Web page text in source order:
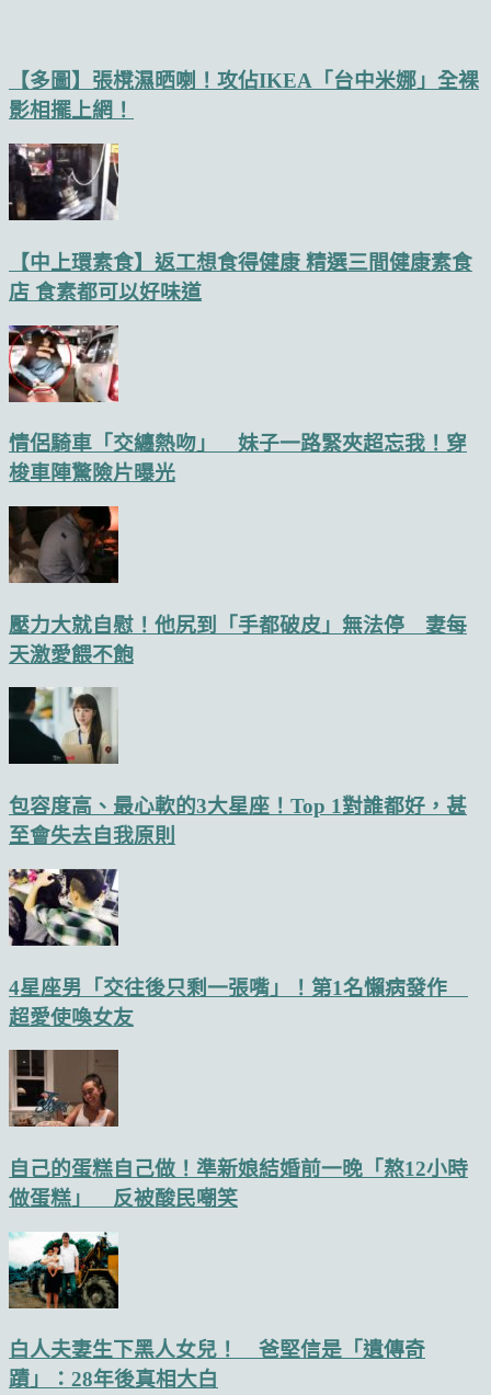
【多圖】張櫈濕晒喇！攻佔IKEA「台中米娜」全裸
影相擺上網！
【中上環素食】返工想食得健康 精選三間健康素食
店 食素都可以好味道
情侶騎車「交纏熱吻」 妹子一路緊夾超忘我！穿
梭車陣驚險片曝光
壓力大就自慰！他尻到「手都破皮」無法停 妻每
天激愛餵不飽
包容度高、最心軟的3大星座！Top 1對誰都好，甚
至會失去自我原則
4星座男「交往後只剩一張嘴」！第1名懶病發作
超愛使喚女友
自己的蛋糕自己做！準新娘結婚前一晚「熬12小時
做蛋糕」 反被酸民嘲笑
白人夫妻生下黑人女兒！ 爸堅信是「遺傳奇
蹟」：28年後真相大白